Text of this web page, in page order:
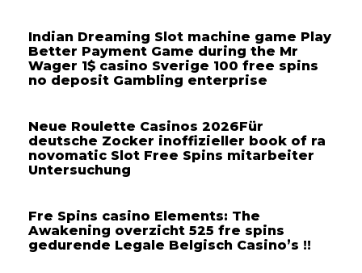
Indian Dreaming Slot machine game Play
Better Payment Game during the Mr
Wager 1$ casino Sverige 100 free spins
no deposit Gambling enterprise
Neue Roulette Casinos 2026Für
deutsche Zocker inoffizieller book of ra
novomatic Slot Free Spins mitarbeiter
Untersuchung
Fre Spins casino Elements: The
Awakening overzicht 525 fre spins
gedurende Legale Belgisch Casino’s !!